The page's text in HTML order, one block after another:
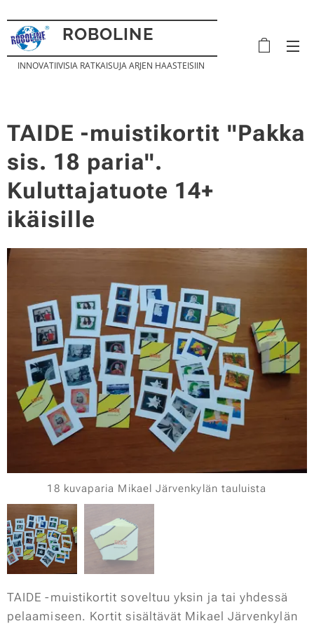
ROBOLINE
GROUP OY
INNOVATIIVISIA RATKAISUJA ARJEN HAASTEISIIN
TAIDE -muistikortit "Pakka
sis. 18 paria".
Kuluttajatuote 14+
ikäisille
18 kuvaparia Mikael Järvenkylän tauluista
TAIDE -muistikortit soveltuu yksin ja tai yhdessä
pelaamiseen. Kortit sisältävät Mikael Järvenkylän